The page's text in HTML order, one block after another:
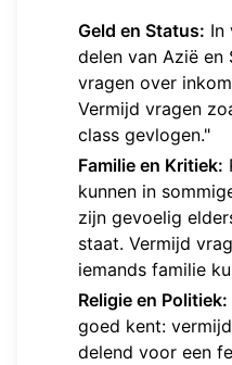
Geld en Status: In
delen van Azië en
vragen over
Vermijd vragen
class gevlogen."
Familie en Kritiek:
kunnen in
zijn gevoelig
staat. Vermijd
iemands familie
Religie en Politiek:
goed kent:
delend voor een